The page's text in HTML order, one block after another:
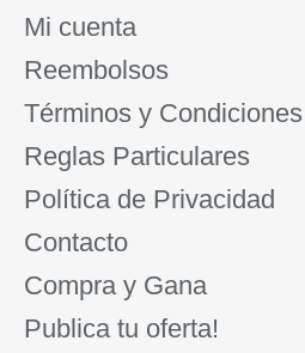
Mi cuenta
Reembolsos
Términos y Condiciones
Reglas Particulares
Política de Privacidad
Contacto
Compra y Gana
Publica tu oferta!